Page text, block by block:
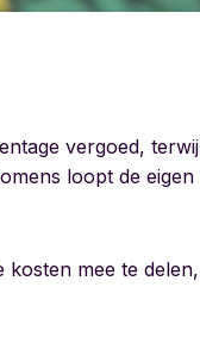
vergoed,
loopt de eigen
kosten mee te